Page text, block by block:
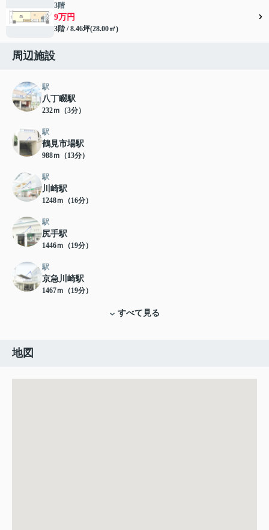
3階
9万円
3階 / 8.46坪(28.00㎡)
周辺施設
駅
八丁畷駅
232ｍ（3分）
駅
鶴見市場駅
988ｍ（13分）
駅
川崎駅
1248ｍ（16分）
駅
尻手駅
1446ｍ（19分）
駅
京急川崎駅
1467ｍ（19分）
すべて見る
地図